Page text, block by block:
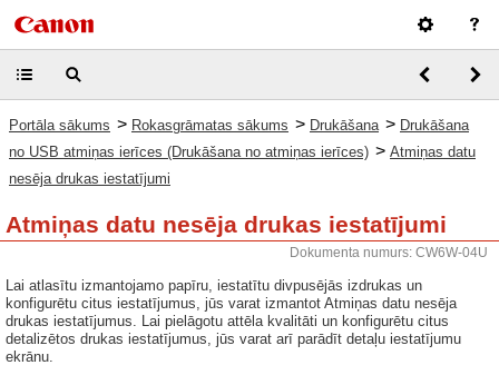
Portāla sākums > Rokasgrāmatas sākums > Drukāšana > Drukāšana
no USB atmiņas ierīces (Drukāšana no atmiņas ierīces) > Atmiņas datu
nesēja drukas iestatījumi
Atmiņas datu nesēja drukas iestatījumi
Dokumenta numurs: CW6W-04U
Lai atlasītu izmantojamo papīru, iestatītu divpusējās izdrukas un
konfigurētu citus iestatījumus, jūs varat izmantot Atmiņas datu nesēja
drukas iestatījumus. Lai pielāgotu attēla kvalitāti un konfigurētu citus
detalizētos drukas iestatījumus, jūs varat arī parādīt detaļu iestatījumu
ekrānu.